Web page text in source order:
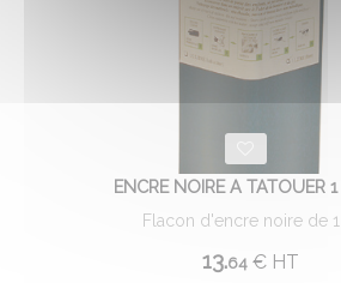
ENCRE NOIRE A TATOUER 1
Flacon d'encre noire de 1
13.64 €HT